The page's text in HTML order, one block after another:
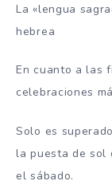
La «lengua
hebrea
En cuanto a las
celebraciones
Solo es
la puesta de sol
el sábado.